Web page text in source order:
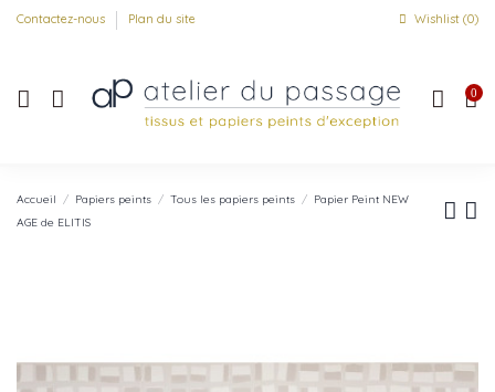
Contactez-nous Plan du site Wishlist (0)
0
Accueil Papiers peints Tous les papiers peints
Papier Peint NEW
AGE de ELITIS